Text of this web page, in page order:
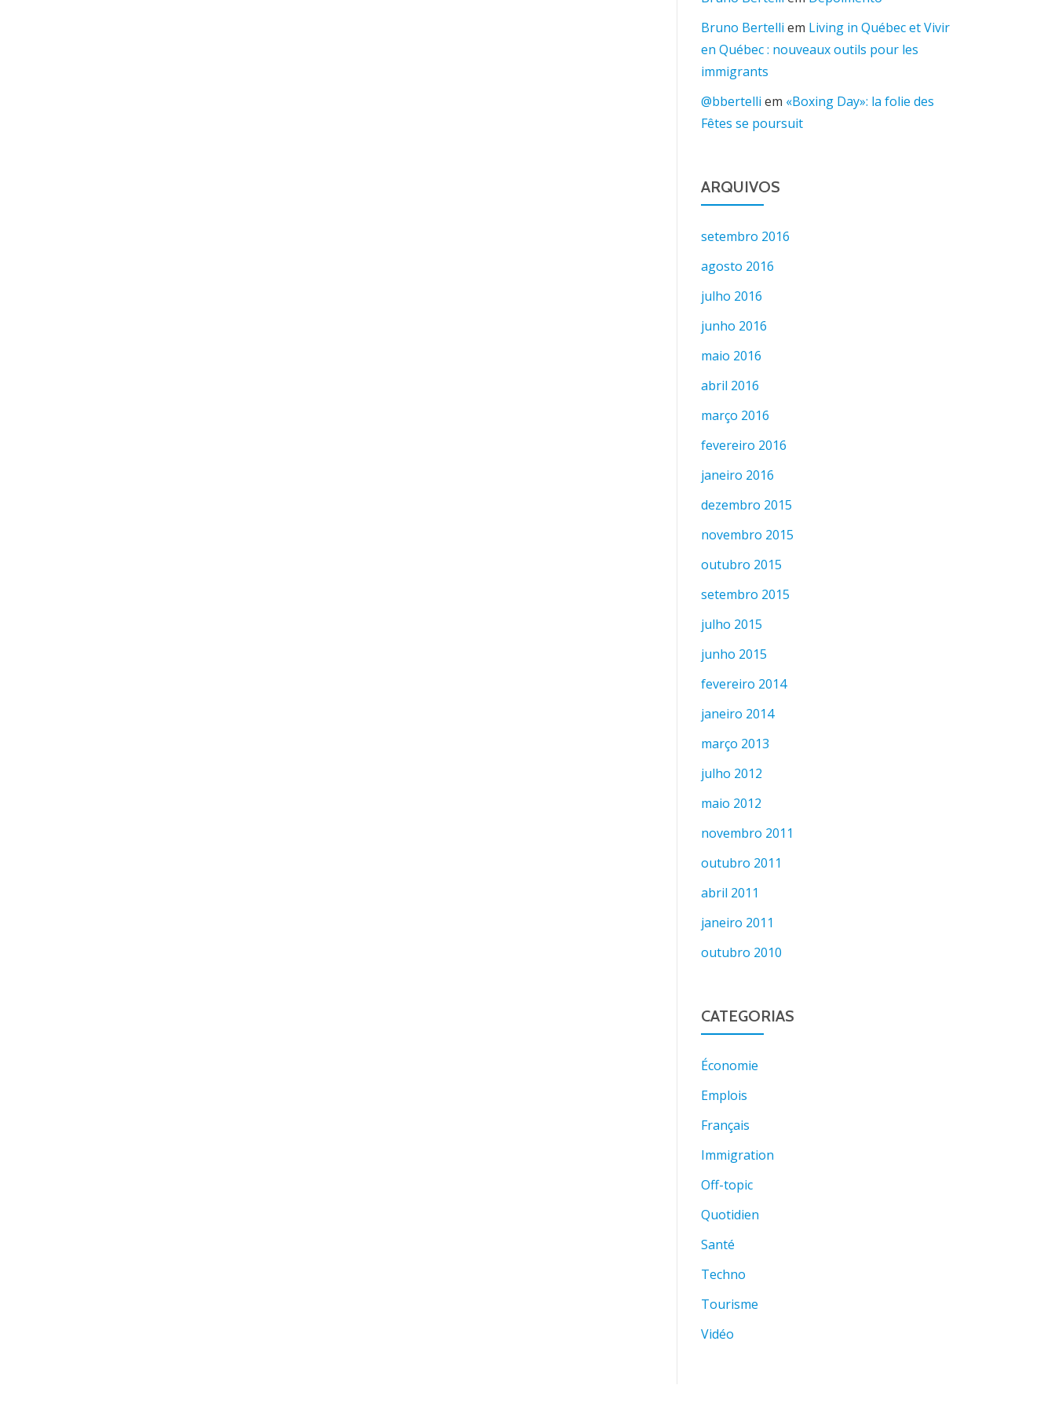
Bruno Bertelli em Living in Québec et Vivir
en Québec : nouveaux outils pour les
immigrants
@bbertelli em «Boxing Day»: la folie des
Fêtes se poursuit
ARQUIVOS
setembro 2016
agosto 2016
julho 2016
junho 2016
maio 2016
abril 2016
março 2016
fevereiro 2016
janeiro 2016
dezembro 2015
novembro 2015
outubro 2015
setembro 2015
julho 2015
junho 2015
fevereiro 2014
janeiro 2014
março 2013
julho 2012
maio 2012
novembro 2011
outubro 2011
abril 2011
janeiro 2011
outubro 2010
CATEGORIAS
Économie
Emplois
Français
Immigration
Off-topic
Quotidien
Santé
Techno
Tourisme
Vidéo